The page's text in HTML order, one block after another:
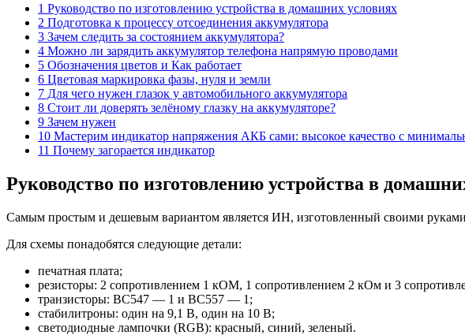
1 Руководство по изготовлению устройства в домашних условиях
2 Подготовка к процессу отсоединения аккумулятора
3 Зачем следить за состоянием аккумулятора?
4 Можно ли зарядить аккумулятор телефона напрямую проводами
5 Обозначения цветов и Как работает
6 Цветовая маркировка фазы, нуля и земли
7 Для чего нужен глазок у автомобильного аккумулятора
8 Стоит ли доверять зелёному глазку на аккумуляторе?
9 Зачем нужен
10 Мастерим индикатор напряжения АКБ сами: высокое качество с
11 Почему загорается индикатор
Руководство по изготовлению устройства в
Самым простым и дешевым вариантом является ИН, изготовленный своими
Для схемы понадобятся следующие детали:
печатная плата;
резисторы: 2 сопротивлением 1 кОМ, 1 сопротивлением 2 кОм и 3
транзисторы: ВС547 — 1 и ВС557 — 1;
стабилитроны: один на 9,1 В, один на 10 В;
светодиодные лампочки (RGB): красный, синий, зеленый.